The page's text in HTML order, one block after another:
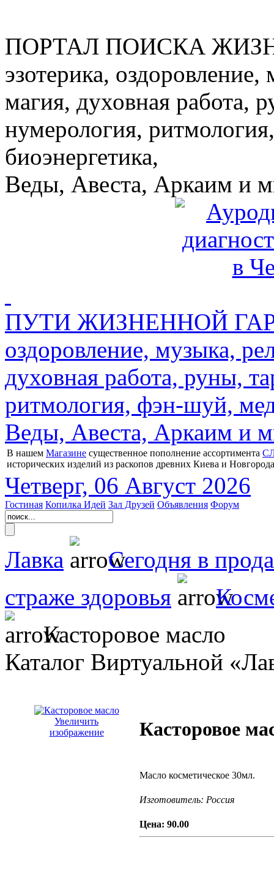
ПОРТАЛ ПОИСКА
эзотерика,
магия, духовная работа,
нумерология,
биоэнергетика,
Веды, Авеста, Аркаим и
ПУТИ ЖИЗНЕННОЙ
оздоровление, музыка,
духовная работа, руны,
ритмология, фэн-шуй,
Веды, Авеста, Аркаим и
В нашем Магазине существенное пополнение ассортимента
исторических изделий из раскопов древних Киева и
Четверг, 06 Август 2026
Гостиная Копилка Идей Зал Друзей Объявления Форум
Лавка
Сегодня в
страже здоровья
Касторовое масло
Каталог Виртуальной
Увеличить
изображение
Касторовое
Масло косметическое 30мл.
Изготовитель: Россия
Цена: 90.00